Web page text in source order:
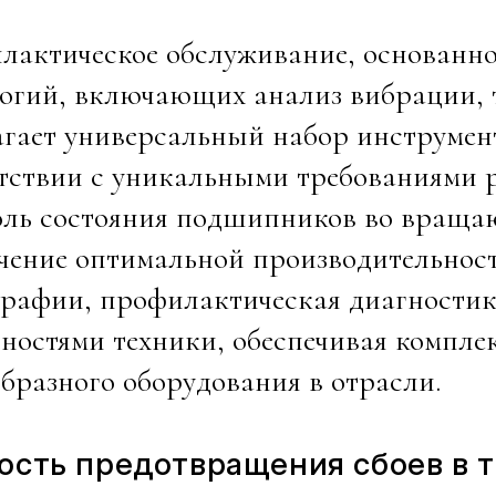
обслуживание,
включающих анализ вибрации,
универсальный набор
с уникальными требованиями
состояния подшипников во
оптимальной
профилактическая
техники, обеспечивая
оборудования в отрасли.
предотвращения сбоев в